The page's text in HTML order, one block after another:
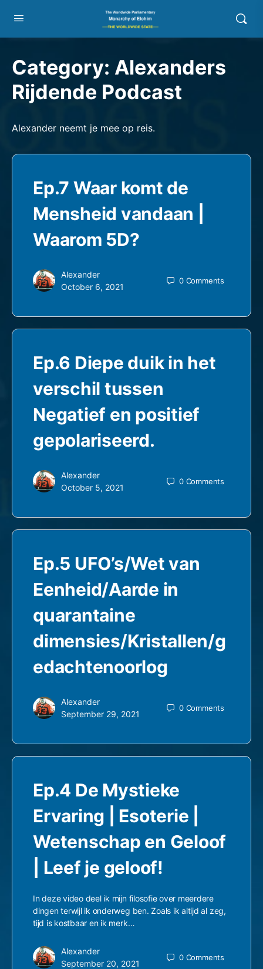
Category: Alexanders
Rijdende Podcast
Alexander neemt je mee op reis.
Ep.7 Waar komt de
Mensheid vandaan |
Waarom 5D?
Alexander
October 6, 2021
0 Comments
Ep.6 Diepe duik in het
verschil tussen
Negatief en positief
gepolariseerd.
Alexander
October 5, 2021
0 Comments
Ep.5 UFO’s/Wet van
Eenheid/Aarde in
quarantaine
dimensies/Kristallen/g
edachtenoorlog
Alexander
September 29, 2021
0 Comments
Ep.4 De Mystieke
Ervaring | Esoterie |
Wetenschap en Geloof
| Leef je geloof!
In deze video deel ik mijn filosofie over meerdere
dingen terwijl ik onderweg ben. Zoals ik altijd al zeg,
tijd is kostbaar en ik merk…
Alexander
September 20, 2021
0 Comments